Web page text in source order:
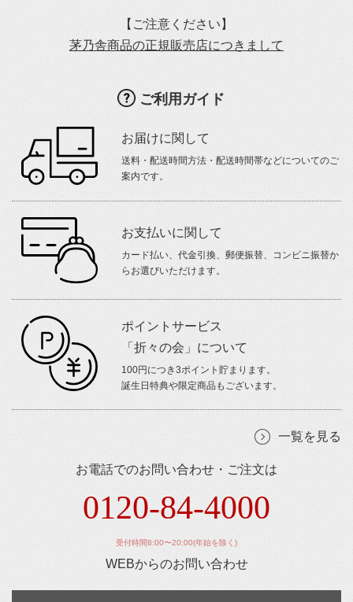
【ご注意ください】
茅乃舎商品の正規販売店につきまして
ご利用ガイド
お届けに関して
送料・配送時間方法・配送時間帯などについてのご
案内です。
お支払いに関して
カード払い、代金引換、郵便振替、コンビニ振替か
らお選びいただけます。
ポイントサービス
「折々の会」について
100円につき3ポイント貯まります。
誕生日特典や限定商品もございます。
一覧を見る
お電話でのお問い合わせ・ご注文は
0120-84-4000
受付時間8:00〜20:00(年始を除く)
WEBからのお問い合わせ